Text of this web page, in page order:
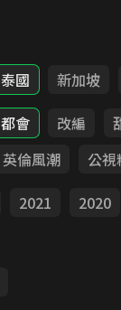
泰國 新加坡
都會 改編
英倫風潮 公
2021 2020